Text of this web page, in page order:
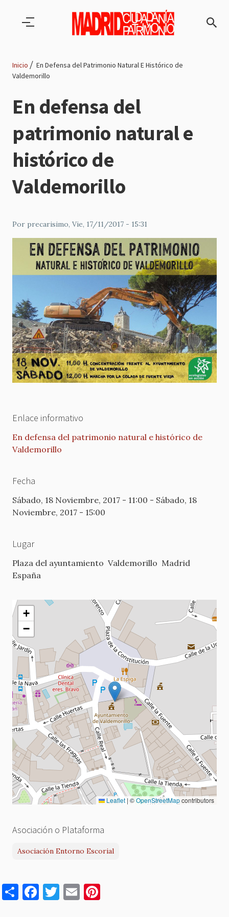
de
navegación
Inicio
En Defensa del Patrimonio Natural E Histórico de
Valdemorillo
En defensa del
patrimonio natural e
histórico de
Valdemorillo
Por precarisimo, Vie, 17/11/2017 - 15:31
Enlace informativo
En defensa del patrimonio natural e histórico de
Valdemorillo
Fecha
Sábado, 18 Noviembre, 2017 - 11:00 - Sábado, 18
Noviembre, 2017 - 15:00
Lugar
Plaza del ayuntamiento Valdemorillo Madrid
España
+
−
Leaflet | ©OpenStreetMapcontributors
Asociación o Plataforma
Asociación Entorno Escorial
S
h
F
a
T
w
E
m